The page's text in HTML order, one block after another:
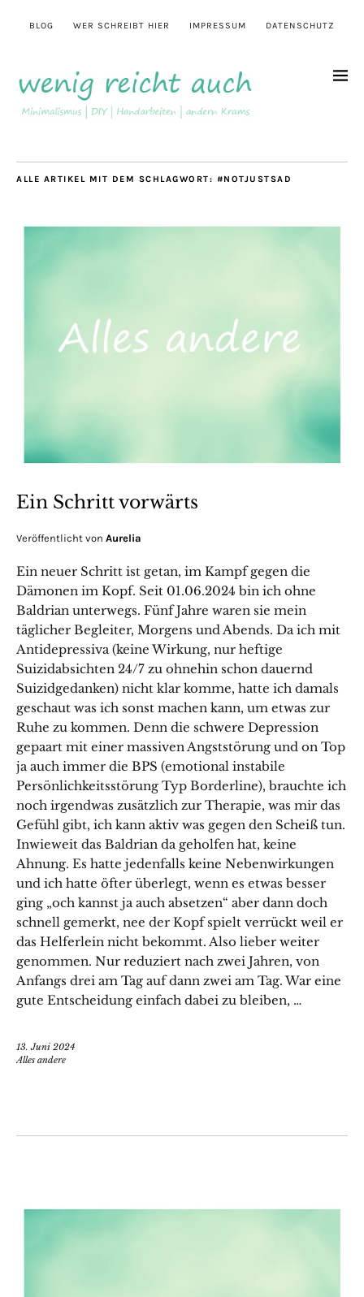
BLOG WER SCHREIBT HIER IMPRESSUM DATENSCHUTZ
ALLE ARTIKEL MIT DEM SCHLAGWORT: #NOTJUSTSAD
Ein Schritt vorwärts
Veröffentlicht von Aurelia
Ein neuer Schritt ist getan, im Kampf gegen die
Dämonen im Kopf. Seit 01.06.2024 bin ich ohne
Baldrian unterwegs. Fünf Jahre waren sie mein
täglicher Begleiter, Morgens und Abends. Da ich mit
Antidepressiva (keine Wirkung, nur heftige
Suizidabsichten 24/7 zu ohnehin schon dauernd
Suizidgedanken) nicht klar komme, hatte ich damals
geschaut was ich sonst machen kann, um etwas zur
Ruhe zu kommen. Denn die schwere Depression
gepaart mit einer massiven Angststörung und on Top
ja auch immer die BPS (emotional instabile
Persönlichkeitsstörung Typ Borderline), brauchte ich
noch irgendwas zusätzlich zur Therapie, was mir das
Gefühl gibt, ich kann aktiv was gegen den Scheiß tun.
Inwieweit das Baldrian da geholfen hat, keine
Ahnung. Es hatte jedenfalls keine Nebenwirkungen
und ich hatte öfter überlegt, wenn es etwas besser
ging „och kannst ja auch absetzen“ aber dann doch
schnell gemerkt, nee der Kopf spielt verrückt weil er
das Helferlein nicht bekommt. Also lieber weiter
genommen. Nur reduziert nach zwei Jahren, von
Anfangs drei am Tag auf dann zwei am Tag. War eine
gute Entscheidung einfach dabei zu bleiben, …
13. Juni 2024
Alles andere